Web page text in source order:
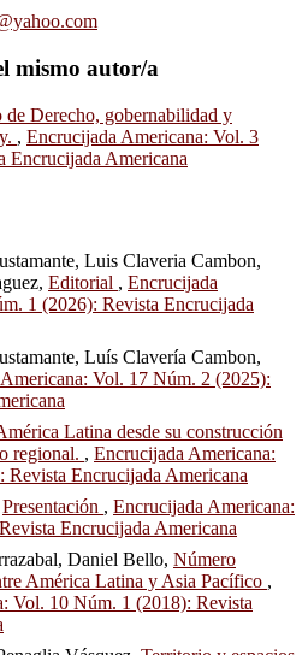
mismo autor/a
de Derecho, gobernabilidad y
, Encrucijada Americana: Vol. 3
Encrucijada Americana
Luis Claveria Cambon,
Editorial , Encrucijada
1 (2026): Revista Encrucijada
Luís Clavería Cambon,
Vol. 17 Núm. 2 (2025):
Latina desde su construcción
regional. , Encrucijada Americana:
Encrucijada Americana
Presentación , Encrucijada Americana:
Encrucijada Americana
Daniel Bello, Número
América Latina y Asia Pacífico ,
Vol. 10 Núm. 1 (2018): Revista